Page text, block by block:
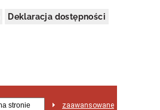
Deklaracja dostępności
zaawansowane